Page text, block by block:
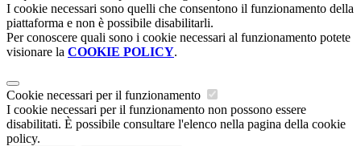
I cookie necessari sono quelli che consentono il funzionamento della
piattaforma e non è possibile disabilitarli.
Per conoscere quali sono i cookie necessari al funzionamento potete
visionare la COOKIE POLICY.
Cookie necessari per il funzionamento
I cookie necessari per il funzionamento non possono essere
disabilitati. È possibile consultare l'elenco nella pagina della cookie
policy.